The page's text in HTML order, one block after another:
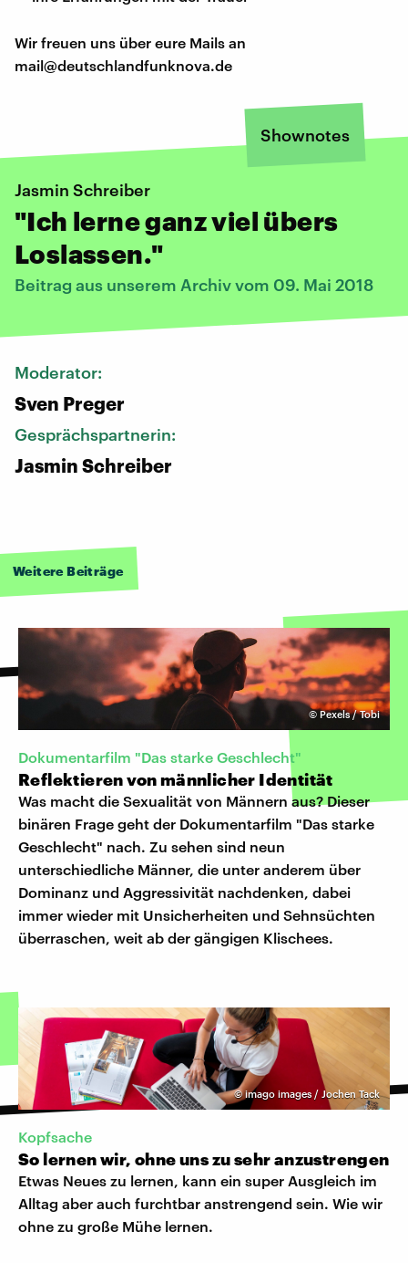
Wir freuen uns über eure Mails an
mail@deutschlandfunknova.de
Shownotes
Jasmin Schreiber
"Ich lerne ganz viel übers
Loslassen."
Beitrag aus unserem Archiv vom 09. Mai 2018
Moderator:
Sven Preger
Gesprächspartnerin:
Jasmin Schreiber
Weitere Beiträge
©Pexels / Tobi
Dokumentarfilm "Das starke Geschlecht"
Reflektieren von männlicher Identität
Was macht die Sexualität von Männern aus? Dieser
binären Frage geht der Dokumentarfilm "Das starke
Geschlecht" nach. Zu sehen sind neun
unterschiedliche Männer, die unter anderem über
Dominanz und Aggressivität nachdenken, dabei
immer wieder mit Unsicherheiten und Sehnsüchten
überraschen, weit ab der gängigen Klischees.
©imago images / Jochen Tack
Kopfsache
So lernen wir, ohne uns zu sehr anzustrengen
Etwas Neues zu lernen, kann ein super Ausgleich im
Alltag aber auch furchtbar anstrengend sein. Wie wir
ohne zu große Mühe lernen.